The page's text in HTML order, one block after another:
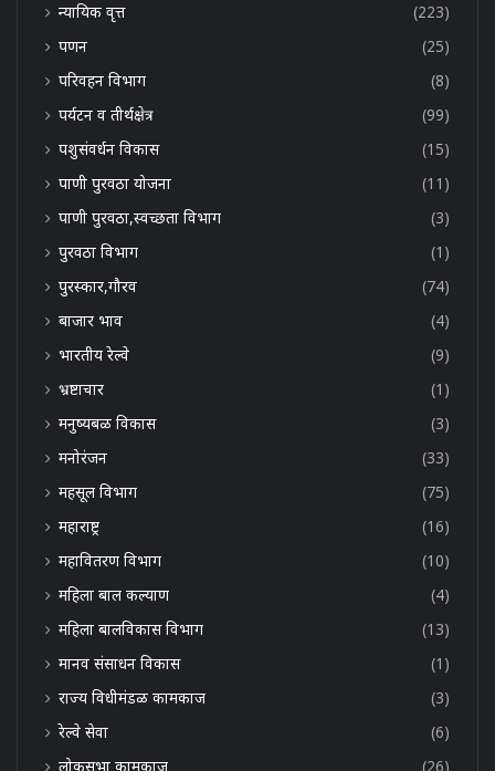
न्यायिक वृत्त
(223)
पणन
(25)
परिवहन विभाग
(8)
पर्यटन व तीर्थक्षेत्र
(99)
पशुसंवर्धन विकास
(15)
पाणी पुरवठा योजना
(11)
पाणी पुरवठा,स्वच्छता विभाग
(3)
पुरवठा विभाग
(1)
पुरस्कार,गौरव
(74)
बाजार भाव
(4)
भारतीय रेल्वे
(9)
भ्रष्टाचार
(1)
मनुष्यबळ विकास
(3)
मनोरंजन
(33)
महसूल विभाग
(75)
महाराष्ट्र
(16)
महावितरण विभाग
(10)
महिला बाल कल्याण
(4)
महिला बालविकास विभाग
(13)
मानव संसाधन विकास
(1)
राज्य विधीमंडळ कामकाज
(3)
रेल्वे सेवा
(6)
लोकसभा कामकाज
(26)